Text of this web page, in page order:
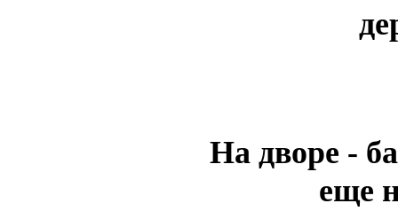
На дворе -
еще